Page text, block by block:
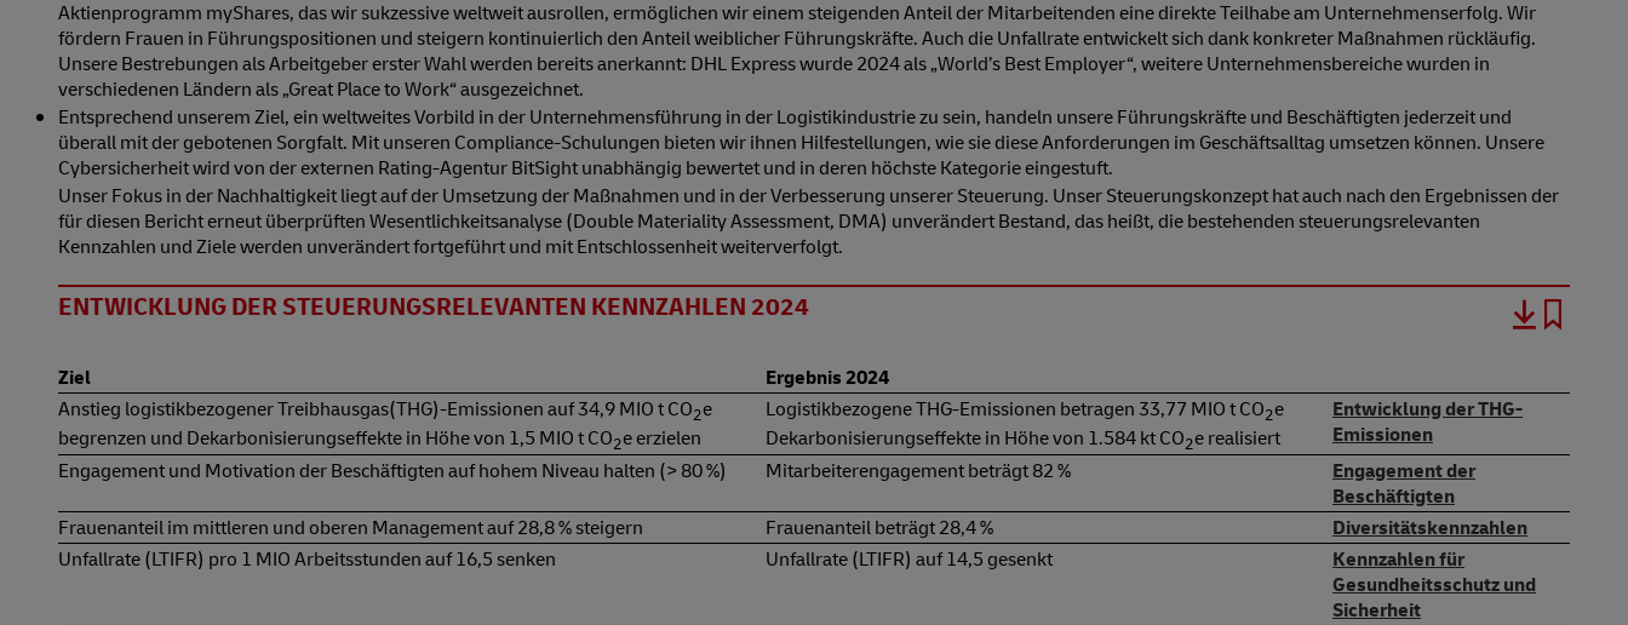
Aktienprogramm myShares, das wir sukzessive weltweit ausrollen, ermöglichen wir einem steigenden Anteil der Mitarbeitenden eine direkte Teilhabe am Unternehmenserfolg. Wir
fördern Frauen in Führungspositionen und steigern kontinuierlich den Anteil weiblicher Führungskräfte. Auch die Unfallrate entwickelt sich dank konkreter Maßnahmen rückläufig.
Unsere Bestrebungen als Arbeitgeber erster Wahl werden bereits anerkannt: DHL Express wurde 2024 als „World’s Best Employer“, weitere Unternehmensbereiche wurden in
verschiedenen Ländern als „Great Place to Work“ ausgezeichnet.
Entsprechend unserem Ziel, ein weltweites Vorbild in der Unternehmensführung in der Logistikindustrie zu sein, handeln unsere Führungskräfte und Beschäftigten jederzeit und
überall mit der gebotenen Sorgfalt. Mit unseren Compliance-Schulungen bieten wir ihnen Hilfestellungen, wie sie diese Anforderungen im Geschäftsalltag umsetzen können. Unsere
Cybersicherheit wird von der externen Rating-Agentur BitSight unabhängig bewertet und in deren höchste Kategorie eingestuft.
Unser Fokus in der Nachhaltigkeit liegt auf der Umsetzung der Maßnahmen und in der Verbesserung unserer Steuerung. Unser Steuerungskonzept hat auch nach den Ergebnissen der
für diesen Bericht erneut überprüften Wesentlichkeitsanalyse (Double Materiality Assessment, DMA) unverändert Bestand, das heißt, die bestehenden steuerungsrelevanten
Kennzahlen und Ziele werden unverändert fortgeführt und mit Entschlossenheit weiterverfolgt.
ENTWICKLUNG DER STEUERUNGSRELEVANTEN KENNZAHLEN 2024
Ziel
Ergebnis 2024
Anstieg logistikbezogener Treibhausgas(THG)-Emissionen auf 34,9 MIO t CO2e
begrenzen und Dekarbonisierungseffekte in Höhe von 1,5 MIO t CO2e erzielen
Logistikbezogene THG-Emissionen betragen 33,77 MIO t CO2e
Dekarbonisierungseffekte in Höhe von 1.584 kt CO2e realisiert
Entwicklung der THG-
Emissionen
Engagement und Motivation der Beschäftigten auf hohem Niveau halten (> 80 %)
Mitarbeiterengagement beträgt 82 %
Engagement der
Beschäftigten
Frauenanteil im mittleren und oberen Management auf 28,8 % steigern
Frauenanteil beträgt 28,4 %
Diversitätskennzahlen
Unfallrate (LTIFR) pro 1 MIO Arbeitsstunden auf 16,5 senken
Unfallrate (LTIFR) auf 14,5 gesenkt
Kennzahlen für
Gesundheitsschutz und
Sicherheit